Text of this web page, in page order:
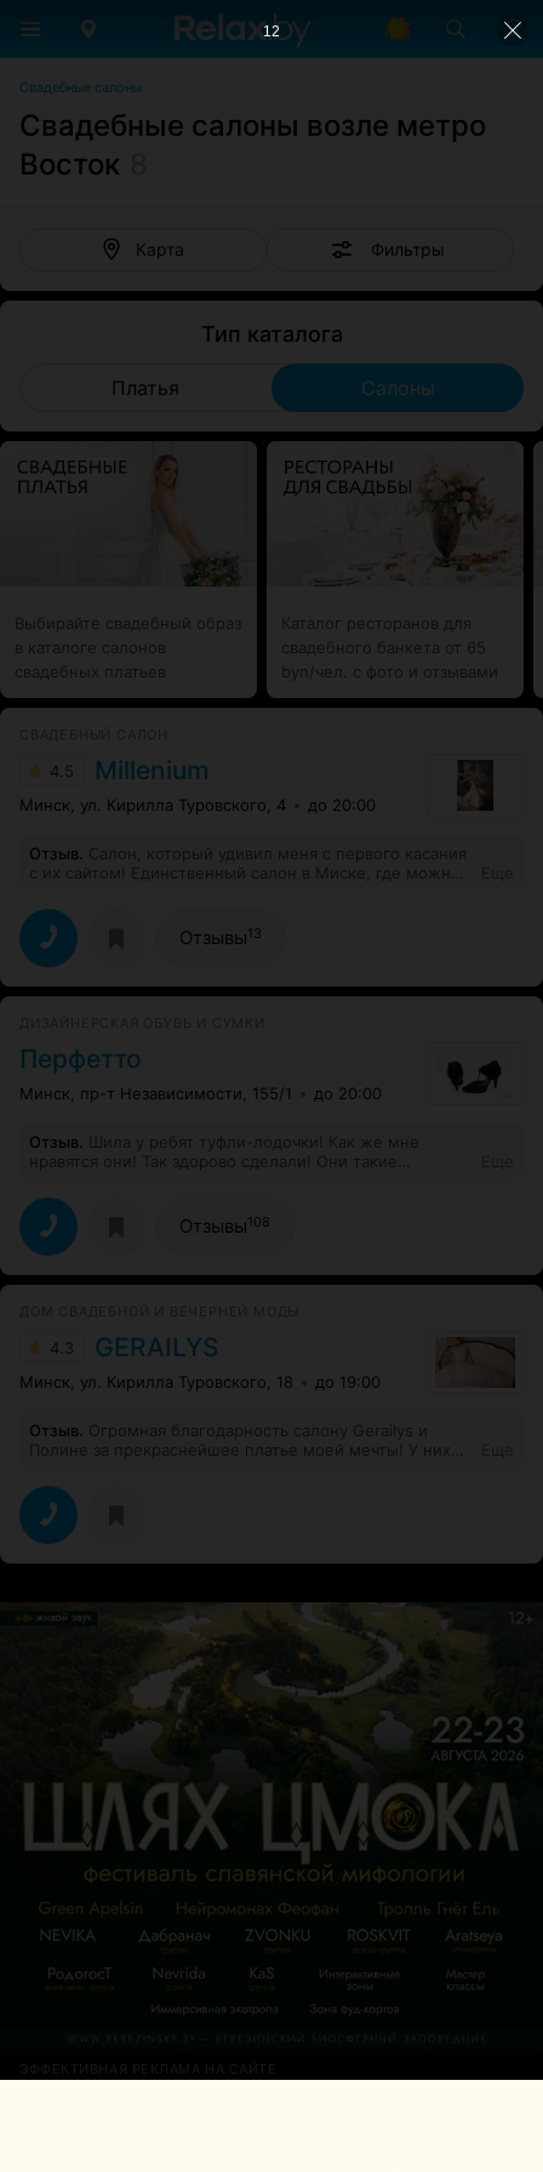
Свадебные салоны
Свадебные салоны возле метро
Восток
Карта Фильтры
Тип каталога
Платья Салоны
Выбирайте свадебный образ
в каталоге салонов
свадебных платьев
Каталог ресторанов для
свадебного банкета от 65
byn/чел. с фото и отзывами
4.5 Millenium
Минск, ул. Кирилла Туровского, 4 до 20:00
Отзыв Салон, который удивил меня с первого касания
с их сайтом! Единственный салон в Миске, где можно
сориентироваться по ценам! Конечно же я туда
записалась первым делом и поехала на примерку! Все
очень понравилось. И платья и сервис. После этого
салона проехала еще по 3-4 салонам, но все же
вернулась обратно! Четкая работа, подогнали платье,
своей работе на все 100%! Рекомендую данный салон
обязательно! Кстати да, помимо платьев, есть еще и
очень классные халатики и пеньюары!
Отзывы13
Перфетто
Минск, пр-т Независимости, 155/1 до 20:00
Отзыв
Шила у ребят туфли-лодочки! Как же мне
нравятся они! Так здорово сделали! Они такие
аккуратненькие, миленькие, в общем такие, как
хотела. Сейчас ботиночки уже делают для меня. И
кроме всего прочего, таких больше ни у кого не будет!
Спасибо ребятам!
Отзывы108
4.3 GERAILYS
Минск, ул. Кирилла Туровского, 18 до 19:00
Отзыв Огромная благодарность салону Gerailys и
Полине за прекраснейшее платье моей мечты! У них
модели со вкусом, которые достойно выглядят вблизи,
из хороших материалов. Мне было необходимо
подготовить платье за очень короткий срок, салон с
этим отлично справился, за что я очень благодарна. Я
была до этого в одном из самых известных салонов
пунктам: и по выбору платьев, и по качеству, и по
срокам и ценам. Этот салон - моя удачная находка.
Работать с ними было легко и приятно. Рекомендую!
ЭФФЕКТИВНАЯ РЕКЛАМА НА САЙТЕ
11